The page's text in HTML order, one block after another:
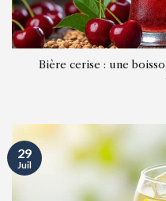
Bière cerise : une
29
Juil